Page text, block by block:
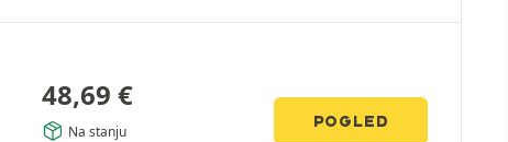
48,69 €
Na stanju
POGLED